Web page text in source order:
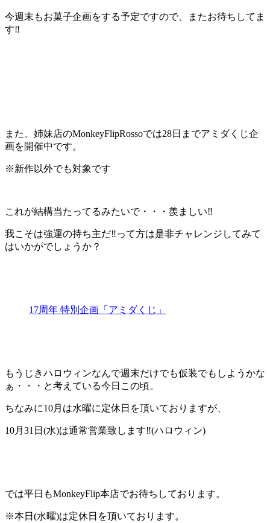
今週末もお菓子企画をする予定ですので、またお待ちしてま
す‼
また、姉妹店のMonkeyFlipRossoでは28日までアミダくじ企
画を開催中です。
※新作以外でも対象です
これが結構当たってるみたいで・・・羨ましい‼
我こそは強運の持ち主だ‼って方は是非チャレンジしてみて
はいかがでしょうか？
17周年 特別企画「アミダくじ」
もうじきハロウィンなんで週末だけでも仮装でもしようかな
ぁ・・・と考えている今日この頃。
ちなみに10月は水曜に定休日を頂いておりますが、
10月31日(水)は通常営業致します‼(ハロウィン)
では平日もMonkeyFlip本店でお待ちしております。
※本日(水曜)は定休日を頂いております。